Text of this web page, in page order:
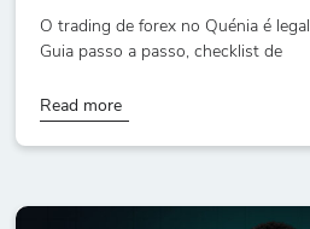
O trading de forex no Quénia é
Guia passo a passo, checklist de
Read more